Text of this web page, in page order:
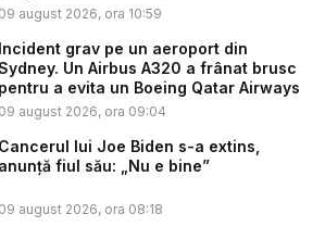
09 august 2026, ora 10:59
Incident grav pe un aeroport din
Un Airbus A320 a frânat brusc
pentru a evita un Boeing Qatar Airways
09 august 2026, ora 09:04
Cancerul lui Joe Biden s-a extins,
anunță fiul său: „Nu e bine”
09 august 2026, ora 08:18